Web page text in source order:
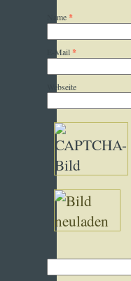
Name*
E-Mail*
Webseite